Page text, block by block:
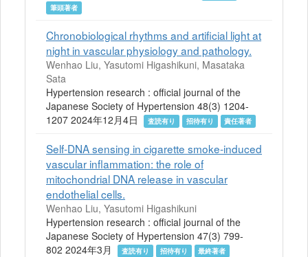
筆頭著者
Chronobiological rhythms and artificial light at
night in vascular physiology and pathology.
Wenhao Liu, Yasutomi Higashikuni, Masataka
Sata
Hypertension research : official journal of the
Japanese Society of Hypertension 48(3) 1204-
1207 2024年12月4日
査読有り 招待有り 責任著者
Self-DNA sensing in cigarette smoke-induced
vascular inflammation: the role of
mitochondrial DNA release in vascular
endothelial cells.
Wenhao Liu, Yasutomi Higashikuni
Hypertension research : official journal of the
Japanese Society of Hypertension 47(3) 799-
802 2024年3月
査読有り 招待有り
最終著者